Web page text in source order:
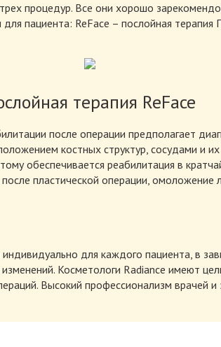
процедур. Все они хорошо
пациента: ReFace – послойная терапия
терапия ReFace
после операции предполагает
костных структур, сосудами и
обеспечивается реабилитация в
пластической операции,
для каждого пациента, в
Косметологи Radiance имеют
Высокий профессионализм врачей